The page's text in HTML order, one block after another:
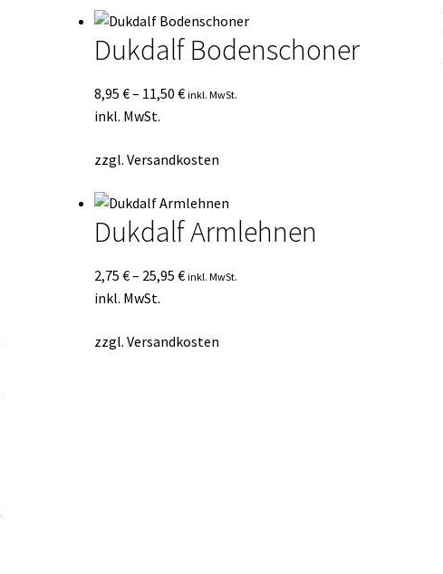
Dukdalf Bodenschoner
8,95 €– 11,50 € inkl. MwSt.
inkl. MwSt.
zzgl. Versandkosten
Dukdalf Armlehnen
2,75 €– 25,95 € inkl. MwSt.
inkl. MwSt.
zzgl. Versandkosten